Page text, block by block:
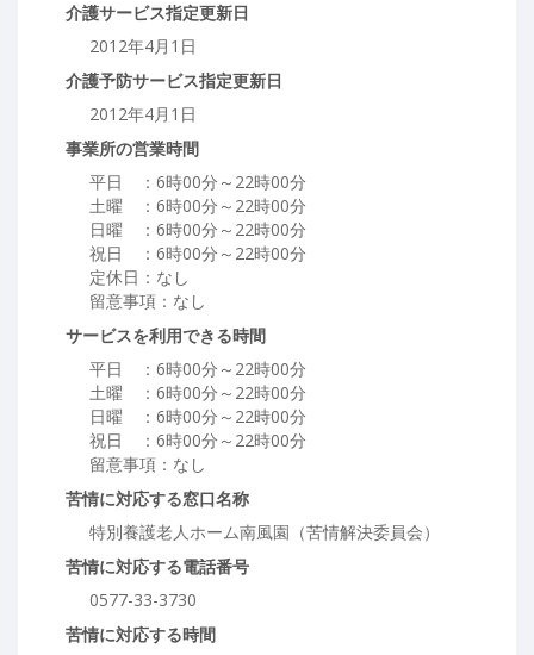
介護サービス指定更新日
2012年4月1日
介護予防サービス指定更新日
2012年4月1日
事業所の営業時間
平日 ：6時00分～22時00分
土曜 ：6時00分～22時00分
日曜 ：6時00分～22時00分
祝日 ：6時00分～22時00分
定休日：なし
留意事項：なし
サービスを利用できる時間
平日 ：6時00分～22時00分
土曜 ：6時00分～22時00分
日曜 ：6時00分～22時00分
祝日 ：6時00分～22時00分
留意事項：なし
苦情に対応する窓口名称
特別養護老人ホーム南風園（苦情解決委員会）
苦情に対応する電話番号
0577-33-3730
苦情に対応する時間